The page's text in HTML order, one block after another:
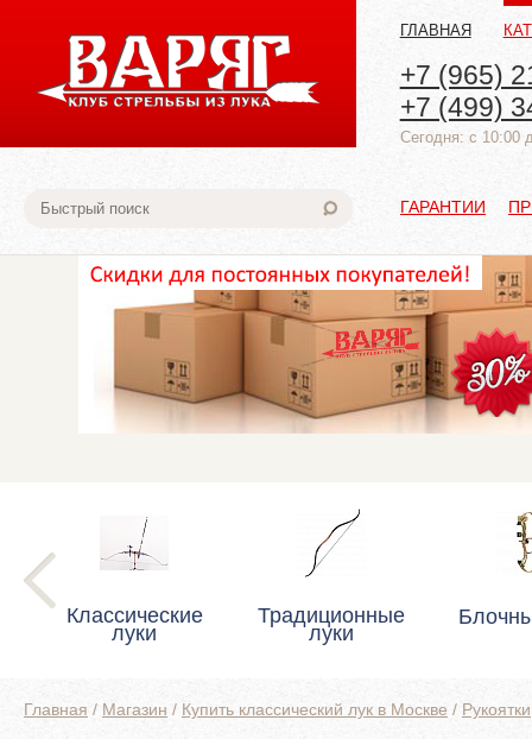
ГЛАВНАЯ
+7 (965)
+7 (499)
Cегодня: с 10:00
ГАРАНТИИ
Классические
луки
Традиционные
луки
Главная / Магазин / Купить классический лук в Москве / Рукоятки